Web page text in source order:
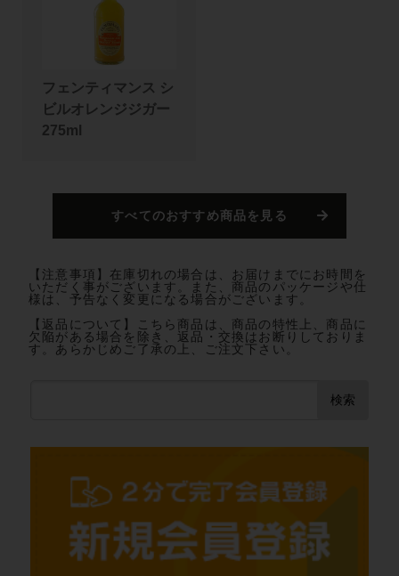
フェンティマンス シ
ビルオレンジジガー
275ml
すべてのおすすめ商品を見る
【注意事項】在庫切れの場合は、お届けまでにお時間を
いただく事がございます。また、商品のパッケージや仕
様は、予告なく変更になる場合がございます。
【返品について】こちら商品は、商品の特性上、商品に
欠陥がある場合を除き、返品・交換はお断りしておりま
す。あらかじめご了承の上、ご注文下さい。
検索